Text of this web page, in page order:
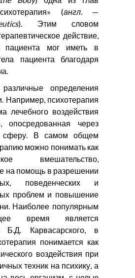
(англ.—
). Этим словом
действие,
пациента мог иметь в
пациента благодаря
определения
Например, психотерапия
лечебного воздействия
опосредованная через
сферу. В самом общем
можно понимать как
вмешательство,
на помощь в разрешении
поведенческих и
проблем и повышение
Наиболее популярным
время является
Б.Д. Карвасарского, в
понимается как
воздействия при
техник на психику, а